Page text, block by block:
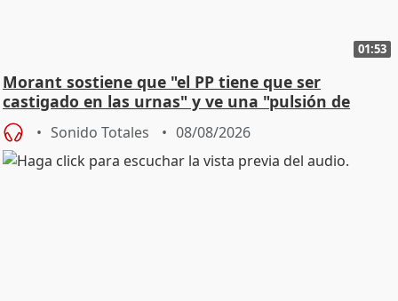
01:53
Morant sostiene que "el PP tiene que ser
castigado en las urnas" y ve una "pulsión de
cambio"
Sonido Totales 08/08/2026